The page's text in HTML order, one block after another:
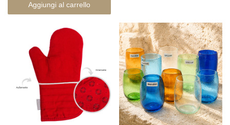
Aggiungi al carrello